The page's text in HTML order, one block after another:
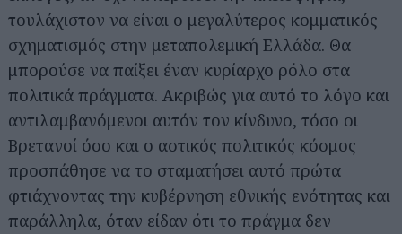
τουλάχιστον να είναι ο μεγαλύτερος κομματικός
σχηματισμός στην μεταπολεμική Ελλάδα. Θα
μπορούσε να παίξει έναν κυρίαρχο ρόλο στα
πολιτικά πράγματα. Ακριβώς για αυτό το λόγο και
αντιλαμβανόμενοι αυτόν τον κίνδυνο, τόσο οι
Βρετανοί όσο και ο αστικός πολιτικός κόσμος
προσπάθησε να το σταματήσει αυτό πρώτα
φτιάχνοντας την κυβέρνηση εθνικής ενότητας και
παράλληλα, όταν είδαν ότι το πράγμα δεν